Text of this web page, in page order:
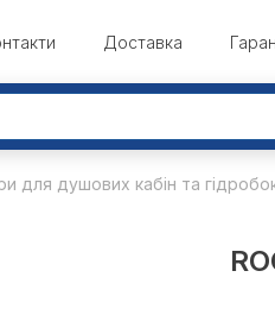
Доставка
для душових кабін та